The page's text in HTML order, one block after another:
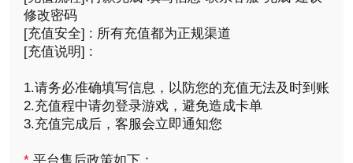
修改密码
[充值安全] : 所有充值都为正规渠道
[充值说明] :
1.请务必准确填写信息，以防您的充值无法及时到账
2.充值程中请勿登录游戏，避免造成卡单
3.充值完成后，客服会立即通知您